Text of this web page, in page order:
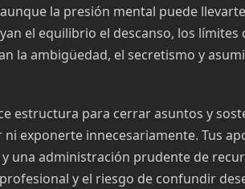
la presión mental puede
el equilibrio el descanso, los
la ambigüedad, el secretismo y
estructura para cerrar asuntos y
exponerte innecesariamente. Tus
una administración prudente de
y el riesgo de confundir